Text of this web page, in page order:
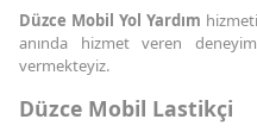
Düzce Mobil Yol Yardım
anında hizmet veren
vermekteyiz.
Düzce Mobil Lastikçi